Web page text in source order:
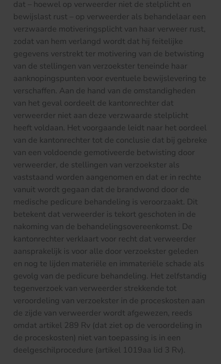
dat – hoewel op verweerder niet de stelplicht en
bewijslast rust – op verweerder als behandelaar een
verzwaarde motiveringsplicht van haar verweer rust,
zodat van hem verlangd wordt dat hij feitelijke
gegevens verstrekt ter motivering van de betwisting
van de stellingen van verzoekster teneinde haar
aanknopingspunten voor eventuele bewijslevering te
verschaffen. Aan de hand van de omstandigheden
van het geval oordeelt de kantonrechter dat
verweerder niet aan deze verzwaarde stelplicht
heeft voldaan. Het voorgaande leidt naar het oordeel
van de kantonrechter tot de conclusie dat bij gebreke
van een voldoende gemotiveerde betwisting door
verweerder, de stellingen van verzoekster als
vaststaand worden aangenomen en dat er in rechte
vanuit wordt gegaan dat de brandwond door de
medische pedicure behandeling is veroorzaakt. Dit
betekent dat verweerder is tekort geschoten in de
nakoming van de behandelingsovereenkomst. De
kantonrechter verklaart voor recht dat verweerder
aansprakelijk is voor alle door verzoekster geleden
en nog te lijden materiële en immateriële schade als
gevolg van de pedicure behandeling. Het zelfstandig
tegenverzoek van verweerder strekkende tot
veroordeling van verzoekster in de proceskosten aan
de zijde van verweerder wordt afgewezen, reeds
omdat artikel 289 Rv (dat ziet op de veroordeling in
de proceskosten) niet van toepassing is in een
deelgeschilprocedure (artikel 1019aa lid 3 Rv).